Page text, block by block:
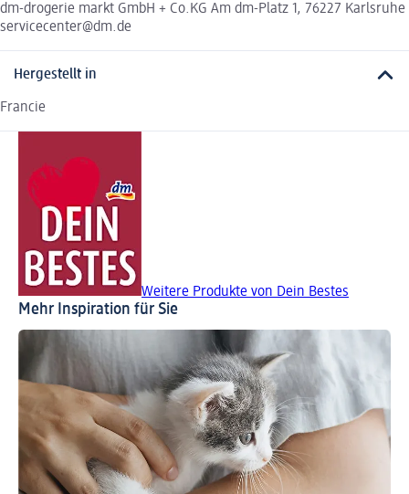
dm-drogerie markt GmbH + Co.KG Am dm-Platz 1, 76227 Karlsruhe
servicecenter@dm.de
Hergestellt in
Francie
Weitere Produkte von Dein Bestes
Mehr Inspiration für Sie